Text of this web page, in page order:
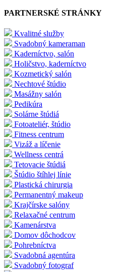
PARTNERSKÉ STRÁNKY
Kvalitné služby
Svadobný kameraman
Kaderníctvo, salón
Holičstvo, kaderníctvo
Kozmetický salón
Nechtové štúdio
Masážny salón
Pedikúra
Solárne štúdiá
Fotoateliér, štúdio
Fitness centrum
Vizáž a líčenie
Wellness centrá
Tetovacie štúdiá
Štúdio štíhlej línie
Plastická chirurgia
Permanentný makeup
Krajčírske salóny
Relaxačné centrum
Kamenárstva
Domov dôchodcov
Pohrebníctva
Svadobná agentúra
Svadobný fotograf